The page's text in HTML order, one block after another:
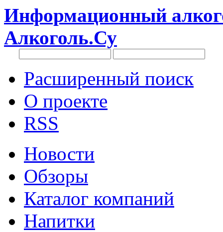
Информационный
Алкоголь.Су
Расширенный поиск
О проекте
RSS
Новости
Обзоры
Каталог компаний
Напитки